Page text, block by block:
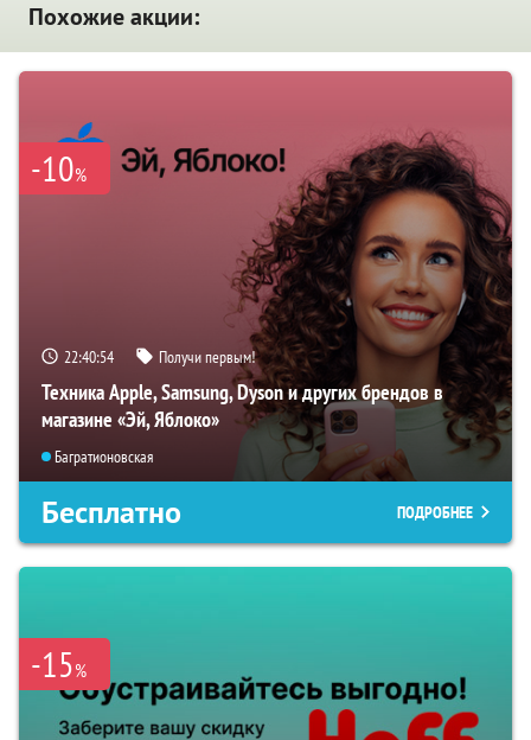
Похожие акции:
-10%
22:40:53 Получи первым!
Техника Apple, Samsung, Dyson и других брендов в
магазине «Эй, Яблоко»
Багратионовская
Бесплатно ПОДРОБНЕЕ
-15%